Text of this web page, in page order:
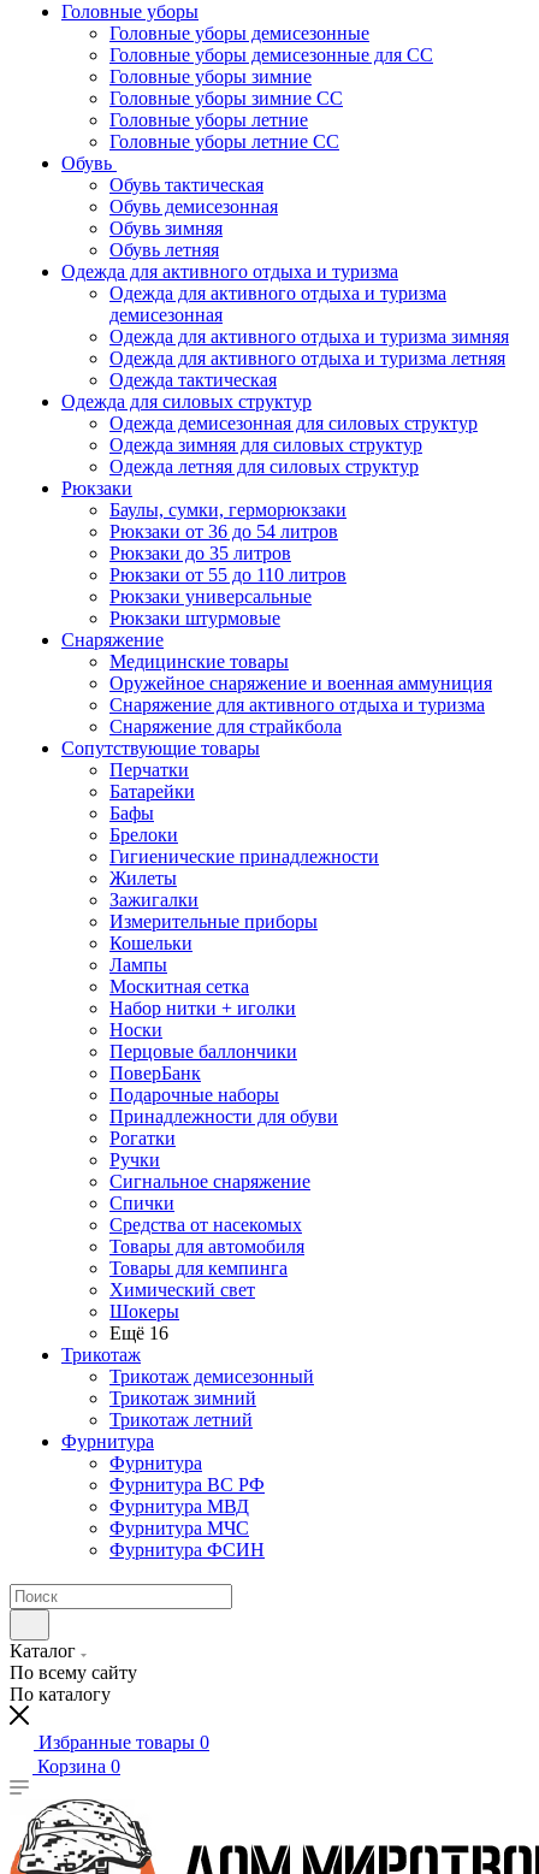
Головные уборы
Головные уборы демисезонные
Головные уборы демисезонные для СС
Головные уборы зимние
Головные уборы зимние СС
Головные уборы летние
Головные уборы летние СС
Обувь
Обувь тактическая
Обувь демисезонная
Обувь зимняя
Обувь летняя
Одежда для активного отдыха и туризма
Одежда для активного отдыха и туризма
демисезонная
Одежда для активного отдыха и туризма зимняя
Одежда для активного отдыха и туризма летняя
Одежда тактическая
Одежда для силовых структур
Одежда демисезонная для силовых структур
Одежда зимняя для силовых структур
Одежда летняя для силовых структур
Рюкзаки
Баулы, сумки, герморюкзаки
Рюкзаки от 36 до 54 литров
Рюкзаки до 35 литров
Рюкзаки от 55 до 110 литров
Рюкзаки универсальные
Рюкзаки штурмовые
Снаряжение
Медицинские товары
Оружейное снаряжение и военная аммуниция
Снаряжение для активного отдыха и туризма
Снаряжение для страйкбола
Сопутствующие товары
Перчатки
Батарейки
Бафы
Брелоки
Гигиенические принадлежности
Жилеты
Зажигалки
Измерительные приборы
Кошельки
Лампы
Москитная сетка
Набор нитки + иголки
Носки
Перцовые баллончики
ПоверБанк
Подарочные наборы
Принадлежности для обуви
Рогатки
Ручки
Сигнальное снаряжение
Спички
Средства от насекомых
Товары для автомобиля
Товары для кемпинга
Химический свет
Шокеры
Ещё 16
Трикотаж
Трикотаж демисезонный
Трикотаж зимний
Трикотаж летний
Фурнитура
Фурнитура
Фурнитура ВС РФ
Фурнитура МВД
Фурнитура МЧС
Фурнитура ФСИН
Каталог
По всему сайту
По каталогу
Избранные товары 0
Корзина 0